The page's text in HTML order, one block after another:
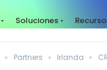
Soluciones
Partners Irlanda